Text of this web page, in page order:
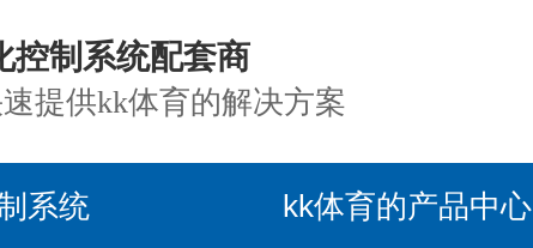
控制系统配套商
提供kk体育的解决方案
系统 kk体育的产品中心